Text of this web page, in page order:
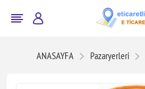
ANASAYFA Pazaryerleri